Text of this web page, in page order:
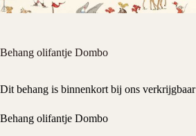
Behang olifantje Dombo
Dit behang is binnenkort bij ons verkrijgbaar
Behang olifantje Dombo